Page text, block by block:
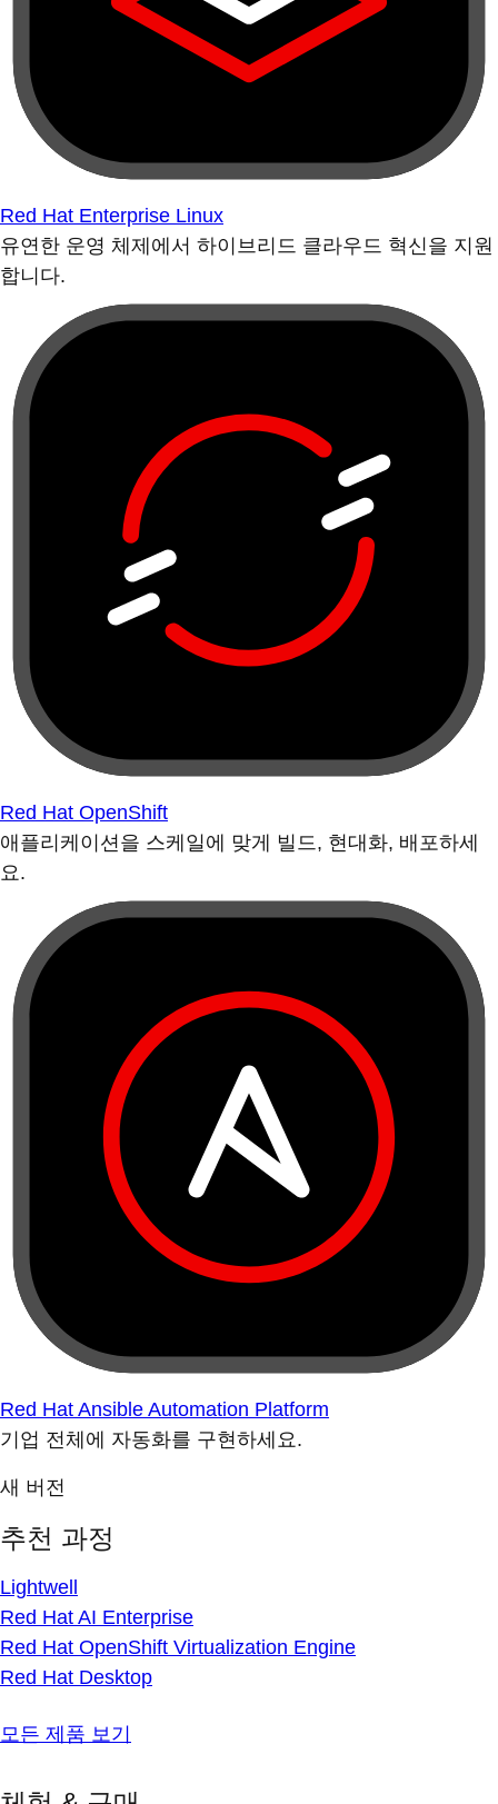
Red Hat Enterprise Linux
유연한 운영 체제에서 하이브리드 클라우드 혁신을 지원
합니다.
Red Hat OpenShift
애플리케이션을 스케일에 맞게 빌드, 현대화, 배포하세
요.
Red Hat Ansible Automation Platform
기업 전체에 자동화를 구현하세요.
새 버전
추천 과정
Lightwell
Red Hat AI Enterprise
Red Hat OpenShift Virtualization Engine
Red Hat Desktop
모든 제품 보기